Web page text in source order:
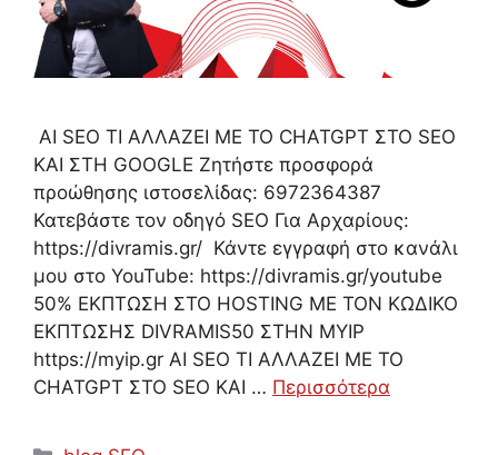
AI SEO ΤΙ ΑΛΛΑΖΕΙ ΜΕ ΤΟ CHATGPT ΣΤΟ SEO
ΚΑΙ ΣΤΗ GOOGLE Ζητήστε προσφορά
προώθησης ιστοσελίδας: 6972364387
Κατεβάστε τον οδηγό SEO Για Αρχαρίους:
https://divramis.gr/ Κάντε εγγραφή στο κανάλι
μου στο YouTube: https://divramis.gr/youtube
50% ΕΚΠΤΩΣΗ ΣΤΟ HOSTING ΜΕ ΤΟΝ ΚΩΔΙΚΟ
ΕΚΠΤΩΣΗΣ DIVRAMIS50 ΣΤΗΝ MYIP
https://myip.gr AI SEO ΤΙ ΑΛΛΑΖΕΙ ΜΕ ΤΟ
CHATGPT ΣΤΟ SEO ΚΑΙ … Περισσότερα